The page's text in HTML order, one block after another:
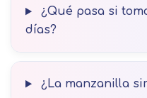
¿Qué pasa si
días?
¿La manzanilla